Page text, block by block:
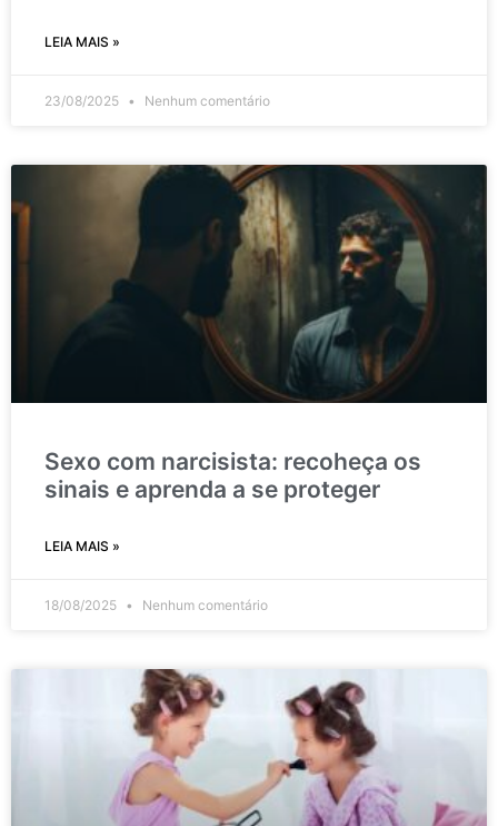
LEIA MAIS »
23/08/2025 Nenhum comentário
Sexo com narcisista: recoheça os
sinais e aprenda a se proteger
LEIA MAIS »
18/08/2025 Nenhum comentário